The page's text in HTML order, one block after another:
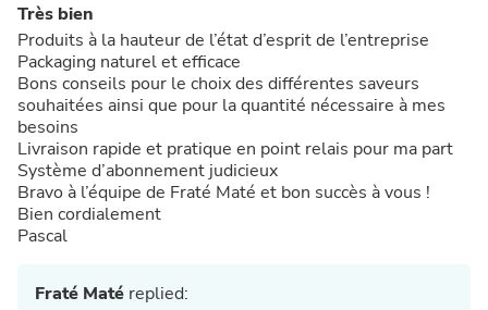
Très bien
Produits à la hauteur de l’état d’esprit de l’entreprise
Packaging naturel et efficace
Bons conseils pour le choix des différentes saveurs
souhaitées ainsi que pour la quantité nécessaire à mes
besoins
Livraison rapide et pratique en point relais pour ma part
Système d’abonnement judicieux
Bravo à l’équipe de Fraté Maté et bon succès à vous !
Bien cordialement
Pascal
Fraté Maté replied: